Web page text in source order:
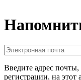
Введите адрес
регистрации, на этот